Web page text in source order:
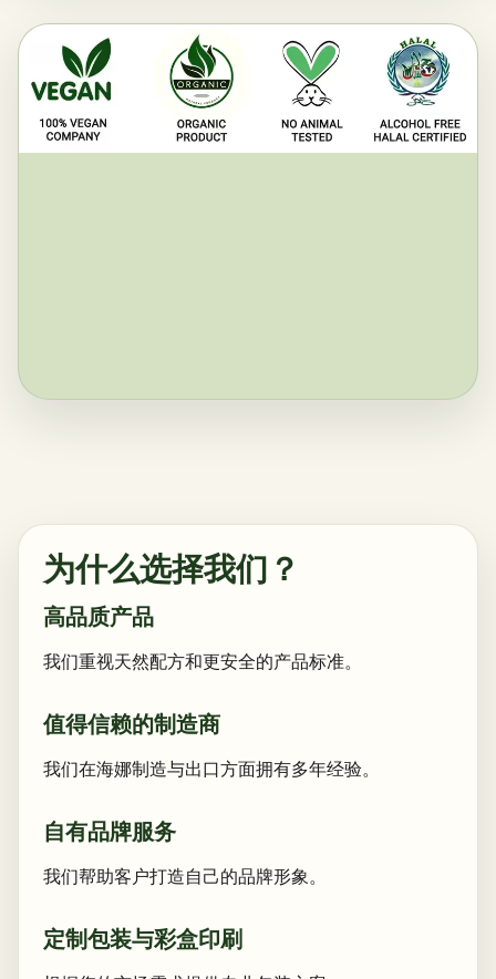
为什么选择我们？
高品质产品
我们重视天然配方和更安全的产品标准。
值得信赖的制造商
我们在海娜制造与出口方面拥有多年经验。
自有品牌服务
我们帮助客户打造自己的品牌形象。
定制包装与彩盒印刷